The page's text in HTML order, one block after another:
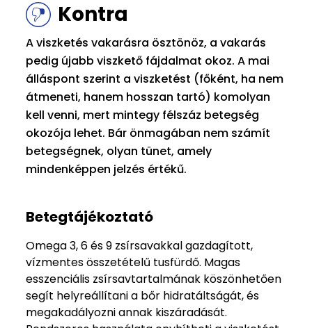
Kontra
A viszketés vakarásra ösztönöz, a vakarás
pedig újabb viszkető fájdalmat okoz. A mai
álláspont szerint a viszketést (főként, ha nem
átmeneti, hanem hosszan tartó) komolyan
kell venni, mert mintegy félszáz betegség
okozója lehet. Bár önmagában nem számít
betegségnek, olyan tünet, amely
mindenképpen jelzés értékű.
Betegtájékoztató
Omega 3, 6 és 9 zsírsavakkal gazdagított,
vízmentes összetételű tusfürdő. Magas
esszenciális zsírsavtartalmának köszönhetően
segít helyreállítani a bőr hidratáltságát, és
megakadályozni annak kiszáradását.